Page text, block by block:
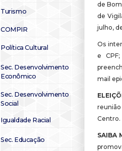
Turismo
COMPIR
Política Cultural
Sec. Desenvolvimento
Econômico
Sec. Desenvolvimento
Social
Igualdade Racial
Sec. Educação
de
de
julho,
Os
e
mail
Centro.
SAIBA